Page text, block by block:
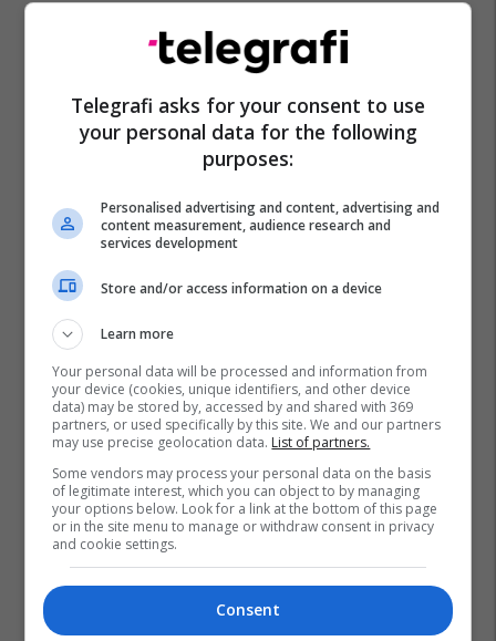
Kombëtarja E Kosovës Fifa
Telegrafi asks for your consent to use
your personal data for the following
purposes:
Personalised advertising and content, advertising and
content measurement, audience research and
services development
Store and/or access information on a device
Learn more
Your personal data will be processed and information from
your device (cookies, unique identifiers, and other device
data) may be stored by, accessed by and shared with 369
partners, or used specifically by this site. We and our partners
may use precise geolocation data. List of partners.
Some vendors may process your personal data on the basis
of legitimate interest, which you can object to by managing
your options below. Look for a link at the bottom of this page
or in the site menu to manage or withdraw consent in privacy
and cookie settings.
Consent